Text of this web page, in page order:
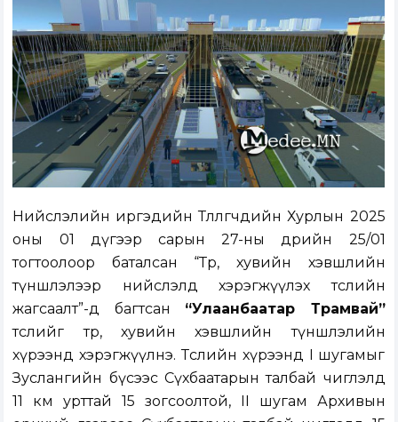
Нийслэлийн иргэдийн Төлөөлөгчдийн Хурлын 2025
оны 01 дүгээр сарын 27-ны өдрийн 25/01
тогтоолоор баталсан “Төр, хувийн хэвшлийн
түншлэлээр нийслэлд хэрэгжүүлэх төслийн
жагсаалт”-д багтсан “Улаанбаатар Трамвай”
төслийг төр, хувийн хэвшлийн түншлэлийн
хүрээнд хэрэгжүүлнэ. Төслийн хүрээнд I шугамыг
Зуслангийн бүсээс Сүхбаатарын талбай чиглэлд
11 км урттай 15 зогсоолтой, II шугам Архивын